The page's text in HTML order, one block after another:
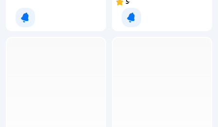
Уведомить о появлении
5
Уведомить о появлении